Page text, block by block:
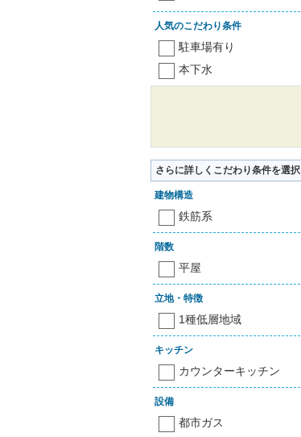
人気のこだわり条件
駐車場有り
本下水
さらに詳しくこだわり条件を選択
建物構造
鉄筋系
階数
平屋
立地・特徴
1種低層地域
キッチン
カウンターキッチン
設備
都市ガス